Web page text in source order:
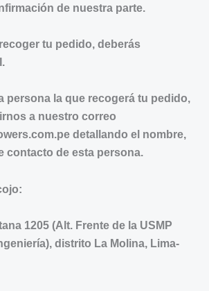
de nuestra parte.
tu pedido, deberás
persona la que recogerá tu pedido,
a nuestro correo
detallando el nombre,
contacto de esta persona.
1205 (Alt. Frente de la USMP
distrito La Molina, Lima-